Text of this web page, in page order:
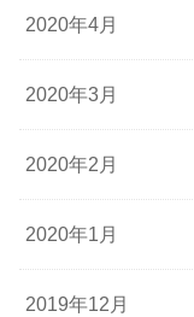
2020年4月
2020年3月
2020年2月
2020年1月
2019年12月